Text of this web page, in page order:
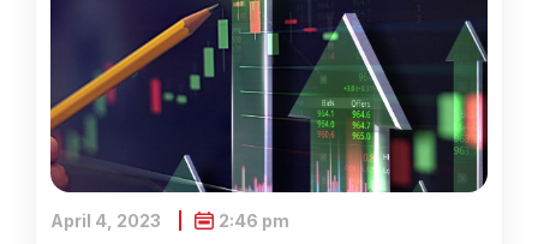
April 4, 2023 2:46 pm